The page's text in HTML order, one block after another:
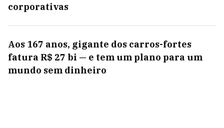
corporativas
Aos 167 anos, gigante dos carros-fortes
fatura R$ 27 bi — e tem um plano para um
mundo sem dinheiro